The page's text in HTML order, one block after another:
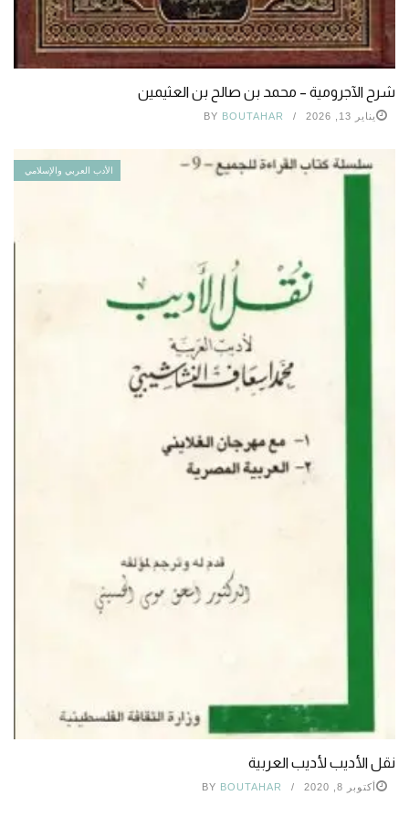
شرح الآجرومية – محمد بن صالح بن العثيمين
يناير 13, 2026 BY BOUTAHAR
الأدب العربي والإسلامي
نقل الأديب لأديب العربية
أكتوبر 8, 2020 BY BOUTAHAR